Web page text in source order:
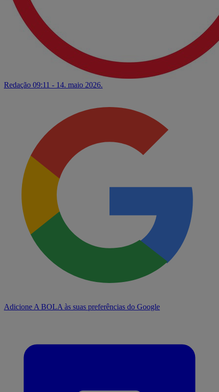
Redação 09:11 - 14. maio 2026.
Adicione A BOLA às suas preferências do Google